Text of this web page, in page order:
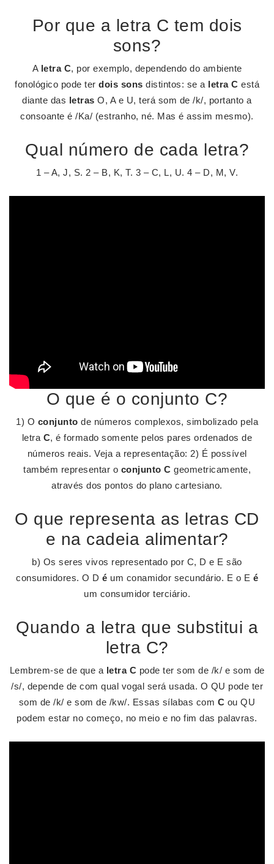
Por que a letra C tem dois
sons?
A letra C, por exemplo, dependendo do ambiente
fonológico pode ter dois sons distintos: se a letra C está
diante das letras O, A e U, terá som de /k/, portanto a
consoante é /Ka/ (estranho, né. Mas é assim mesmo).
Qual número de cada letra?
1 – A, J, S. 2 – B, K, T. 3 – C, L, U. 4 – D, M, V.
O que é o conjunto C?
1) O conjunto de números complexos, simbolizado pela
letra C, é formado somente pelos pares ordenados de
números reais. Veja a representação: 2) É possível
também representar o conjunto C geometricamente,
através dos pontos do plano cartesiano.
O que representa as letras CD
e na cadeia alimentar?
b) Os seres vivos representado por C, D e E são
consumidores. O D é um conamidor secundário. E o E é
um consumidor terciário.
Quando a letra que substitui a
letra C?
Lembrem-se de que a letra C pode ter som de /k/ e som de
/s/, depende de com qual vogal será usada. O QU pode ter
som de /k/ e som de /kw/. Essas sílabas com C ou QU
podem estar no começo, no meio e no fim das palavras.